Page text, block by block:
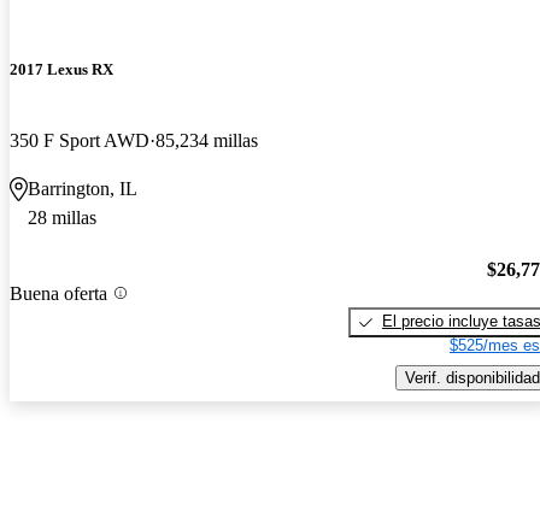
2017 Lexus RX
350 F Sport AWD 85,234 millas
Barrington, IL
28 millas
Buena oferta
El precio incluye tasas
$525/mes
Verif. disponibilidad